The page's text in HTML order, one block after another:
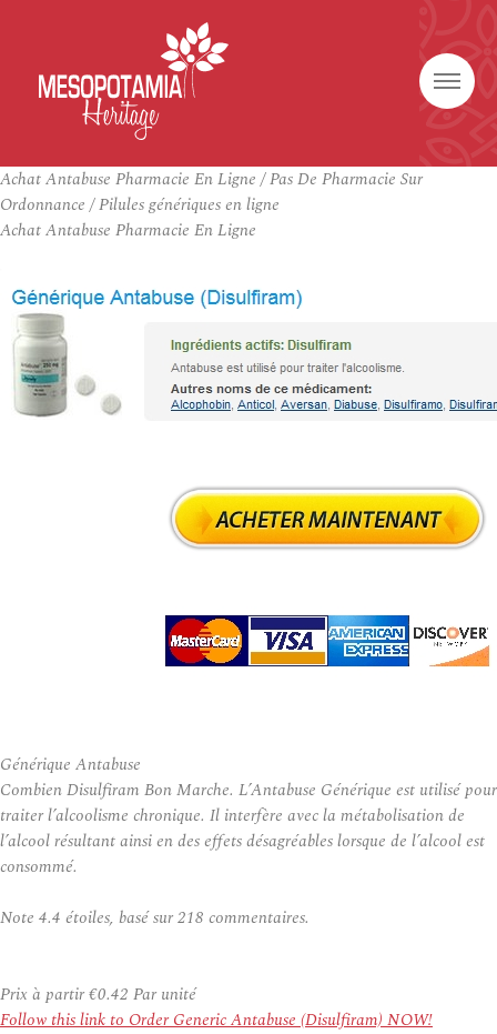
Achat Antabuse Pharmacie En Ligne / Pas De Pharmacie Sur
Ordonnance / Pilules génériques en ligne
Achat Antabuse Pharmacie En Ligne
Générique Antabuse
Combien Disulfiram Bon Marche. L’Antabuse Générique est utilisé pour
traiter l’alcoolisme chronique. Il interfère avec la métabolisation de
l’alcool résultant ainsi en des effets désagréables lorsque de l’alcool est
consommé.
Note 4.4 étoiles, basé sur218 commentaires.
Prix à partir€0.42 Par unité
Follow this link to Order Generic Antabuse (Disulfiram) NOW!